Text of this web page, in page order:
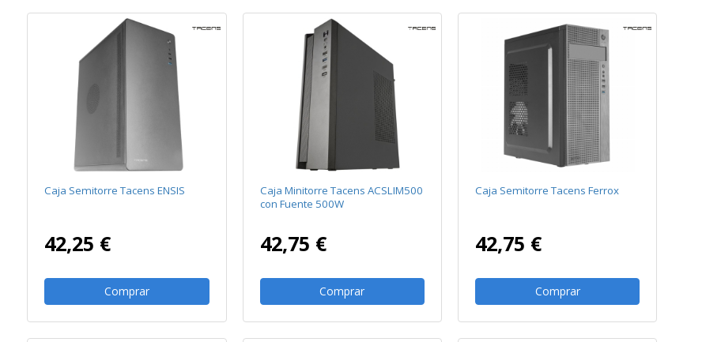
Caja Semitorre Tacens ENSIS
42,25 €
Comprar
Caja Minitorre Tacens ACSLIM500
con Fuente 500W
42,75 €
Comprar
Caja Semitorre Tacens Ferrox
42,75 €
Comprar